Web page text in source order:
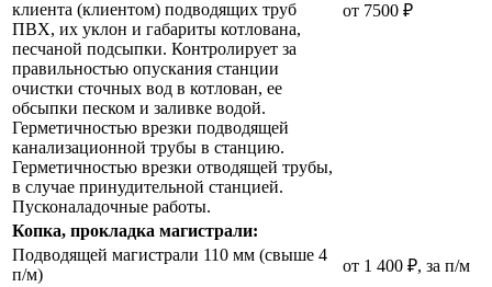
клиента (клиентом) подводящих труб
ПВХ, их уклон и габариты котлована,
песчаной подсыпки. Контролирует за
правильностью опускания станции
очистки сточных вод в котлован, ее
обсыпки песком и заливке водой.
Герметичностью врезки подводящей
канализационной трубы в станцию.
Герметичностью врезки отводящей трубы,
в случае принудительной станцией.
Пусконаладочные работы.
от 7500 ₽
Копка, прокладка магистрали:
Подводящей магистрали 110 мм (свыше 4
п/м)
от 1 400 ₽, за п/м